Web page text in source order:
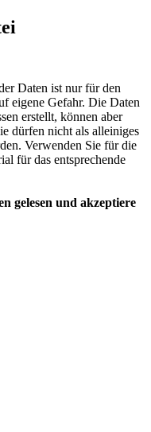
Daten ist nur für den
eigene Gefahr. Die Daten
erstellt, können aber
dürfen nicht als alleiniges
Verwenden Sie für die
für das entsprechende
gelesen und akzeptiere